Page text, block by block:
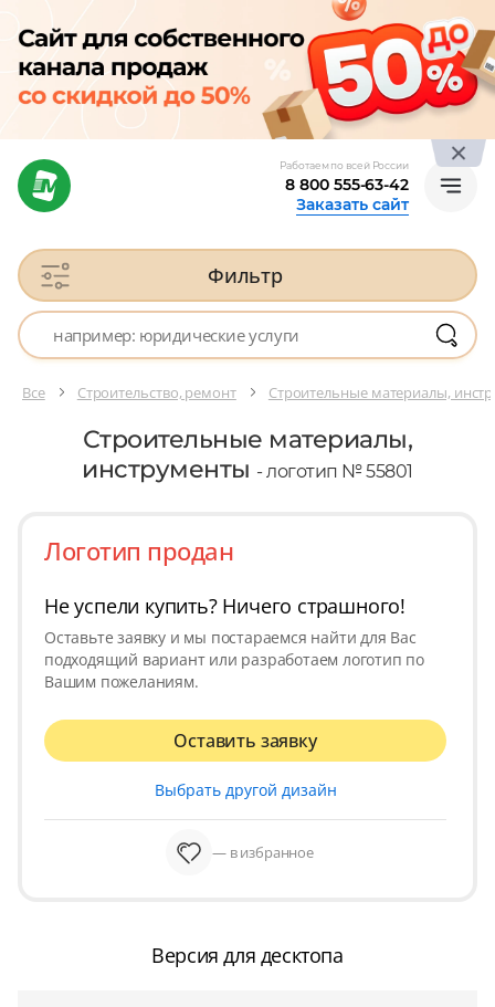
Работаем по всей России
8 800 555-63-42
Заказать сайт
Фильтр
Все Строительство, ремонт Строительные материалы,
Строительные материалы,
инструменты - логотип № 55801
Логотип продан
Не успели купить? Ничего страшного!
Оставьте заявку и мы постараемся найти для Вас
подходящий вариант или разработаем логотип по
Вашим пожеланиям.
Оставить заявку
Выбрать другой дизайн
— в избранное
Версия для десктопа